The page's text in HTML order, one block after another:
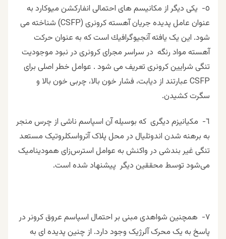
٥- یکی دیگر از مکانیسم های احتمالی انفاركشن میوکارد به
عنوان عامل پدیده جریان آهسته کرونری (CSFP) شناخته می
شود. این یک یافته آنجيوگرافيك است که به عنوان حرکت
آهسته مواد رنگه در سراسر مجراى کرونری در نبود موجوديت
تنگی شرايين کرونرى تعریف می شود . عوامل خطر اصلی برای
CSFP عبارتند از دیابت، فشار خون بالا، چربی خون بالا و
سگرت کشیدن.
٦- مکيانیزم ديگرى که بوسیله آن اسپاسم ناشی از چرس منجر
به برهنه شدن اندوتلیال در محل پلاک آترواسکلروتیک مستعد
تنگی غير بندشى در واکنش به عوامل استرس‌زای همودینامیک
می‌شود توسط محققين ديگر پیشنهاد شده ‌است.
٧- همچنین شواهدی مبنی بر احتمال اسپاسم عروق کرونر در
پاسخ به یک محرک آلرژیک وجود دارد. از چنین پدیده ای به